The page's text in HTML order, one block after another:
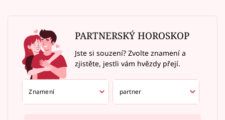
PARTNERSKÝ HOROSKOP
Jste si souzení? Zvolte znamení a
zjistěte, jestli vám hvězdy přejí.